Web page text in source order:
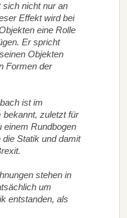
sich nicht nur an
Effekt wird bei
eine Rolle
Er spricht
Objekten
Formen der
ist im
bekannt, zuletzt für
einem Rundbogen
Statik und damit
stehen in
um
entstanden, als